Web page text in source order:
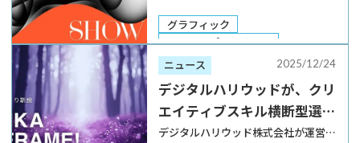
次開催
2026年1月15日から2つのキャンパス
で順次開催する。東京・小平市の鷹の
台キャンパスは1月15日から1月18日
まで、東京・新宿区の市ヶ谷キャンパ
スは […]
グラフィック
DTP・エディトリアル
Web・UI／UX
建築・インテリア
ファッション
デザイン思考・哲学
卒業制作展
ニュース 2025/12/24
デジタルハリウッドが、クリ
エイティブスキル横断型選抜
クラスを2026年春に新設
デジタルハリウッド株式会社が運営す